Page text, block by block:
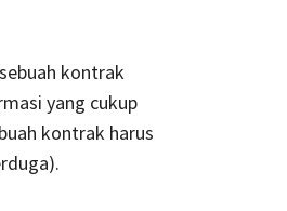
kontrak
yang cukup
kontrak harus